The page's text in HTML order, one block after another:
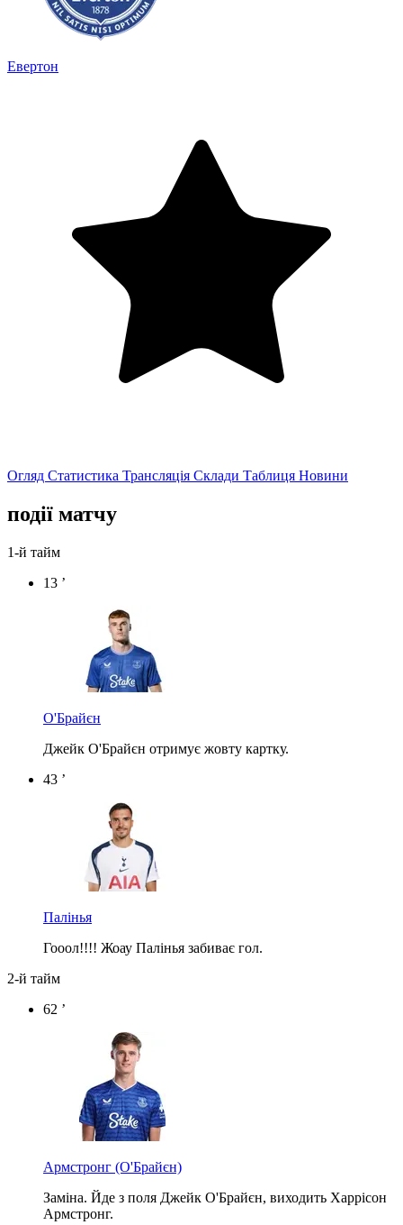
Евертон
Огляд Статистика Трансляція Склади Таблиця Новини
події матчу
1-й тайм
13 ’
О'Брайєн
Джейк О'Брайєн отримує жовту картку.
43 ’
Палінья
Гооол!!!! Жоау Палінья забиває гол.
2-й тайм
62 ’
Армстронг (О'Брайєн)
Заміна. Йде з поля Джейк О'Брайєн, виходить Харрісон
Армстронг.